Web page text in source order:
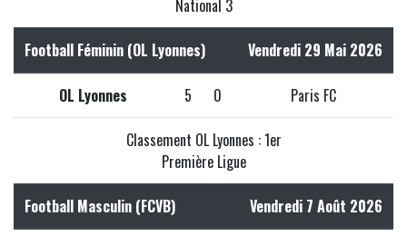
National 3
Football Féminin (OL Lyonnes) Vendredi 29 Mai 2026
OL Lyonnes 5 0 Paris FC
Classement OL Lyonnes : 1er
Première Ligue
Football Masculin (FCVB) Vendredi 7 Août 2026